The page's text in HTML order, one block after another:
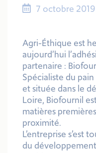
7 octobre 2019
Agri-Éthique est
aujourd’hui
partenaire :
Spécialiste du
et située dans le
Loire, Biofournil
matières
proximité.
L’entreprise s’est
du